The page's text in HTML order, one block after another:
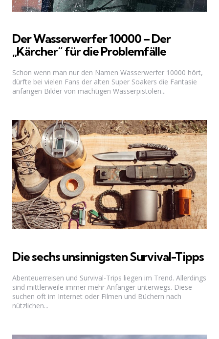
Der Wasserwerfer 10000 – Der
„Kärcher“ für die Problemfälle
Schon wenn man nur den Namen Wasserwerfer 10000 hört,
dürfte bei vielen Fans der alten Super Soakers die Fantasie
anfangen Bilder von mächtigen Wasserpistolen...
Die sechs unsinnigsten Survival-Tipps
Abenteuerreisen und Survival-Trips liegen im Trend. Allerdings
sind mittlerweile immer mehr Anfänger unterwegs. Diese
suchen oft im Internet oder Filmen und Büchern nach
nützlichen...